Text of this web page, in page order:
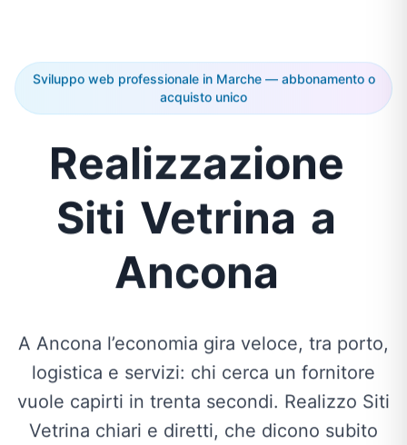
Sviluppo web professionale in Marche — abbonamento o
acquisto unico
Realizzazione
Siti Vetrina a
Ancona
A Ancona l’economia gira veloce, tra porto,
logistica e servizi: chi cerca un fornitore
vuole capirti in trenta secondi. Realizzo Siti
Vetrina chiari e diretti, che dicono subito